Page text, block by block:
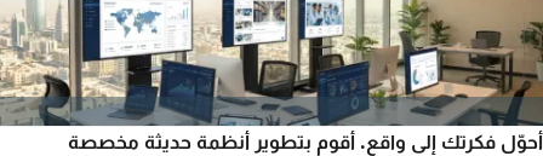
أحوّل فكرتك إلى واقع. أقوم بتطوير أنظمة حديثة مخصصة